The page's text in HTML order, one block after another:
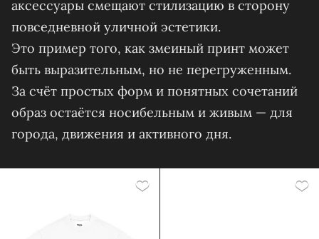
аксессуары смещают стилизацию в сторону
повседневной уличной эстетики.
Это пример того, как змеиный принт может
быть выразительным, но не перегруженным.
За счёт простых форм и понятных сочетаний
образ остаётся носибельным и живым — для
города, движения и активного дня.